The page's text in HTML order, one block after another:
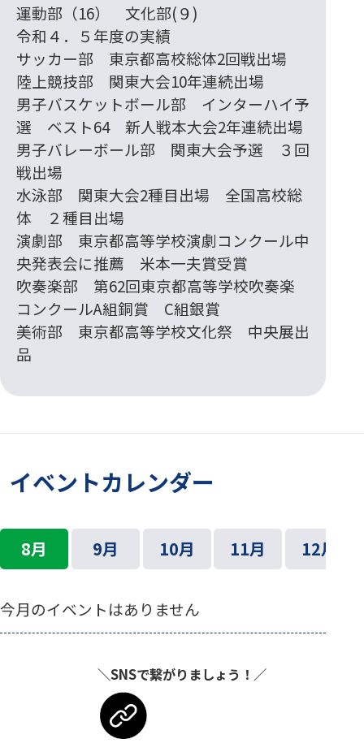
運動部（16） 文化部(９)
令和４．５年度の実績
サッカー部 東京都高校総体2回戦出場
陸上競技部 関東大会10年連続出場
男子バスケットボール部 インターハイ予
選 ベスト64 新人戦本大会2年連続出場
男子バレーボール部 関東大会予選 ３回
戦出場
水泳部 関東大会2種目出場 全国高校総
体 ２種目出場
演劇部 東京都高等学校演劇コンクール中
央発表会に推薦 米本一夫賞受賞
吹奏楽部 第62回東京都高等学校吹奏楽
コンクールA組銅賞 C組銀賞
美術部 東京都高等学校文化祭 中央展出
品
イベントカレンダー
8月 9月 10月 11月 12月
今月のイベントはありません
＼SNSで繋がりましょう！／